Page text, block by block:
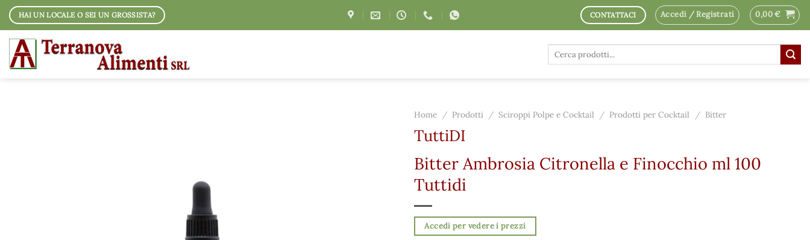
Salta
contenuti
HAI UN LOCALE O SEI UN GROSSISTA? CONTATTACI Accedi / Registrati 0,00€
Cerca:
Home / Prodotti / Sciroppi Polpe e Cocktail / Prodotti per Cocktail / Bitter
TuttiDI
Bitter Ambrosia Citronella e Finocchio ml 100
Tuttidi
Accedi per vedere i prezzi